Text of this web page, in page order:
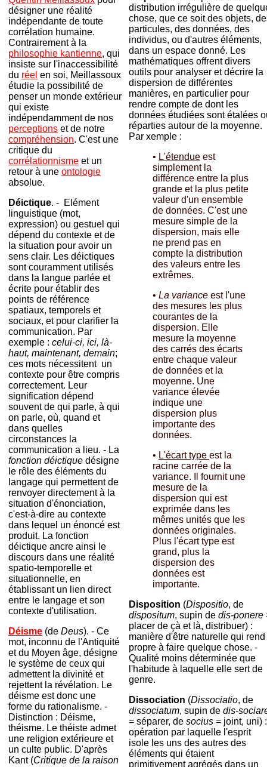
désigner une réalité
indépendante de toute
corrélation humaine.
Contrairement à la
philosophie kantienne, qui
insiste sur l'inaccessibilité
du réel en soi, Meillassoux
étudie la possibilité de
penser un monde extérieur
qui existe
indépendamment de nos
perceptions et de notre
compréhension. C'est une
critique du
corrélationnisme et un
retour à une ontologie
absolue.
Déictique. - Elément
linguistique (mot,
expression) ou gestuel qui
dépend du contexte et de
la situation pour avoir un
sens clair. Les déictiques
sont couramment utilisés
dans la langue parlée et
écrite pour établir des
points de référence
spatiaux, temporels et
sociaux, et pour clarifier la
communication. Par
exemple : celui-ci, ici, là-
haut, maintenant, demain;
ces mots nécessitent un
contexte pour être compris
correctement. Leur
signification dépend
souvent de qui parle, à qui
on parle, où, quand et
dans quelles
circonstances la
communication a lieu. - La
fonction déictique désigne
le rôle des éléments du
langage qui permettent de
renvoyer directement à la
situation d'énonciation,
c'est-à-dire au contexte
dans lequel un énoncé est
produit. La fonction
déictique ancre ainsi le
discours dans une réalité
spatio-temporelle et
situationnelle, en
établissant un lien direct
entre le langage et son
contexte d'utilisation.
Déisme (de Deus). - Ce
mot, inconnu de l'Antiquité
et du Moyen âge, désigne
le système de ceux qui
admettent la divinité et
rejettent la révélation. Le
déisme est donc une
forme du rationalisme. -
Distinction : Déisme,
théisme. Le théiste admet
une religion extérieure et
un culte public. D'après
Kant (Critique de la raison
distribution irrégulière de
chose, que ce soit des objets,
particules, des données, des
individus, ou d'autres éléments,
dans un espace donné. Les
mathématiques offrent divers
outils pour analyser et décrire la
dispersion de différentes
manières, en particulier pour
rendre compte de dont les
données étudiées sont étalées
réparties autour de la moyenne.
Par xemple :
• L'étendue est
simplement la
différence entre la plus
grande et la plus petite
valeur d'un ensemble
de données. C'est une
mesure simple de la
dispersion, mais elle
ne prend pas en
compte la distribution
des valeurs entre les
extrêmes.
• La variance est l'une
des mesures les plus
courantes de la
dispersion. Elle
mesure la moyenne
des carrés des écarts
entre chaque valeur
de données et la
moyenne. Une
variance élevée
indique une
dispersion plus
importante des
données.
• L'écart type est la
racine carrée de la
variance. Il fournit une
mesure de la
dispersion qui est
exprimée dans les
mêmes unités que les
données originales.
Plus l'écart type est
grand, plus la
dispersion des
données est
importante.
Disposition (Dispositio, de
dispositum, supin de dis-ponere
placer de çà et là, distribuer) :
manière d'être naturelle qui rend
propre à faire quelque chose. -
Qualité moins déterminée que
l'habitude à laquelle elle sert de
genre.
Dissociation (Dissociatio, de
dissociatum, supin de dis-
= séparer, de socius = joint, uni) :
opération par laquelle l'esprit
isole les uns des autres des
éléments qui étaient
primitivement agrégés dans un